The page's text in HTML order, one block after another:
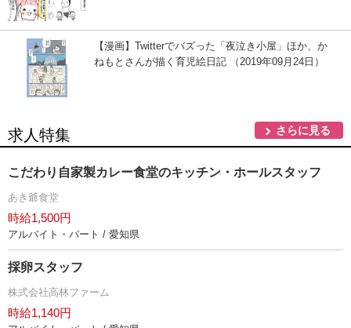
【漫画】Twitterでバズった「夜泣き小屋」ほか、か
ねもとさんが描く育児絵日記 （2019年09月24日）
求人特集 さらに見る
こだわり自家製カレー食堂のキッチン・ホールスタッフ
あき爺食堂
時給1,500円
アルバイト・パート / 愛知県
採卵スタッフ
株式会社高林ファーム
時給1,140円